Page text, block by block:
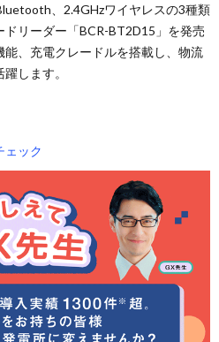
、2.4GHzワイヤレスの3種類
リーダー「BCR-BT2D15」を発売
能、充電クレードルを搭載し、物流
します。
ェック